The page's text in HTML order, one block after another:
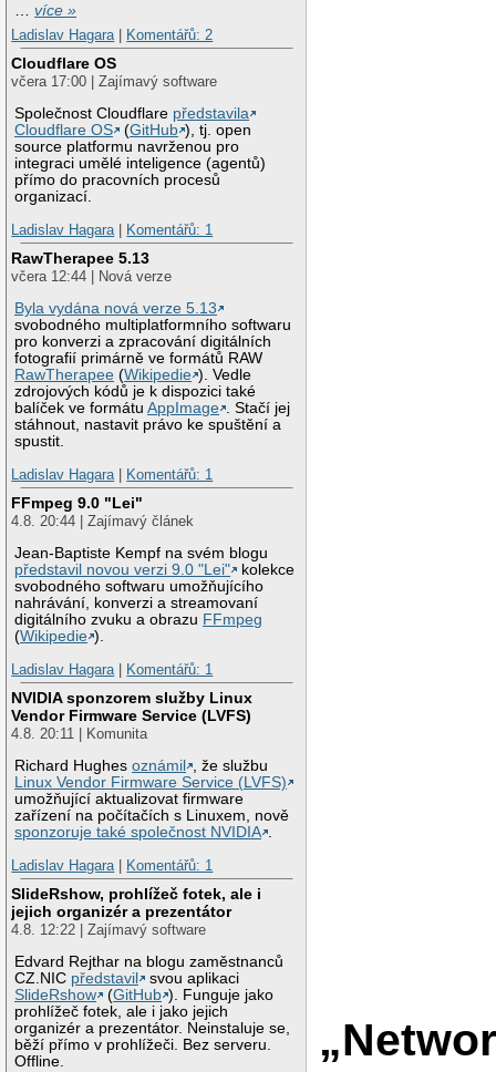
…více »
Ladislav Hagara
Komentářů: 2
Cloudflare OS
včera 17:00 | Zajímavý software
Společnost Cloudflare představila
Cloudflare OS
(GitHub ), tj. open
source platformu navrženou pro
integraci umělé inteligence (agentů)
přímo do pracovních procesů
organizací.
Ladislav Hagara
Komentářů: 1
RawTherapee 5.13
včera 12:44 | Nová verze
Byla vydána nová verze 5.13
svobodného multiplatformního softwaru
pro konverzi a zpracování digitálních
fotografií primárně ve formátů RAW
RawTherapee (Wikipedie ). Vedle
zdrojových kódů je k dispozici také
balíček ve formátuAppImage . Stačí jej
stáhnout, nastavit právo ke spuštění a
spustit.
Ladislav Hagara
Komentářů: 1
FFmpeg 9.0 "Lei"
4.8. 20:44 | Zajímavý článek
Jean-Baptiste Kempf na svém blogu
představil novou verzi 9.0 "Lei"
kolekce
svobodného softwaru umožňujícího
nahrávání, konverzi a streamovaní
digitálního zvuku a obrazu FFmpeg
(Wikipedie ).
Ladislav Hagara
Komentářů: 1
NVIDIA sponzorem služby Linux
Vendor Firmware Service (LVFS)
4.8. 20:11 | Komunita
Richard Hughesoznámil
, že službu
Linux Vendor Firmware Service (LVFS)
umožňující aktualizovat firmware
zařízení na počítačích s Linuxem, nově
sponzoruje také společnost NVIDIA .
Ladislav Hagara | Komentářů: 1
SlideRshow, prohlížeč fotek, ale i
jejich organizér a prezentátor
4.8. 12:22 | Zajímavý software
Edvard Rejthar na blogu zaměstnanců
CZ.NIC představil
svou aplikaci
SlideRshow
(GitHub ). Funguje jako
prohlížeč fotek, ale i jako jejich
organizér a prezentátor. Neinstaluje se,
běží přímo v prohlížeči. Bez serveru.
Offline.